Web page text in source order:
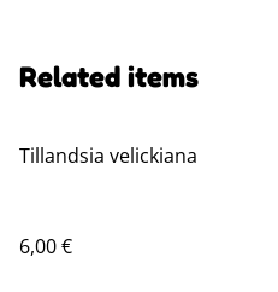
Related items
Tillandsia velickiana
6,00 €